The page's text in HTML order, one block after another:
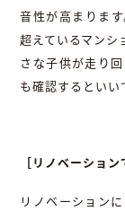
音性が高まりま
超えているマンシ
さな子供が走り
も確認するといい
［リノベーショ
リノベーション